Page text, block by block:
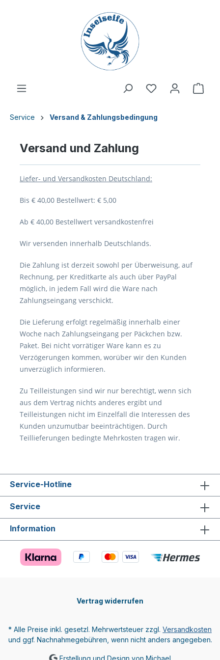
Service Versand & Zahlungsbedingung
Versand und Zahlung
Liefer- und Versandkosten Deutschland:
Bis € 40,00 Bestellwert: € 5,00
Ab € 40,00 Bestellwert versandkostenfrei
Wir versenden innerhalb Deutschlands.
Die Zahlung ist derzeit sowohl per Überweisung, auf
Rechnung, per Kreditkarte als auch über PayPal
möglich, in jedem Fall wird die Ware nach
Zahlungseingang verschickt.
Die Lieferung erfolgt regelmäßig innerhalb einer
Woche nach Zahlungseingang per Päckchen bzw.
Paket. Bei nicht vorrätiger Ware kann es zu
Verzögerungen kommen, worüber wir den Kunden
unverzüglich informieren.
Zu Teilleistungen sind wir nur berechtigt, wenn sich
aus dem Vertrag nichts anderes ergibt und
Teilleistungen nicht im Einzelfall die Interessen des
Kunden unzumutbar beeinträchtigen. Durch
Teillieferungen bedingte Mehrkosten tragen wir.
Service-Hotline
Service
Information
Vertrag widerrufen
* Alle Preise inkl. gesetzl. Mehrwertsteuer zzgl. Versandkosten
und ggf. Nachnahmegebühren, wenn nicht anders angegeben.
Erstellung und Design von Michael